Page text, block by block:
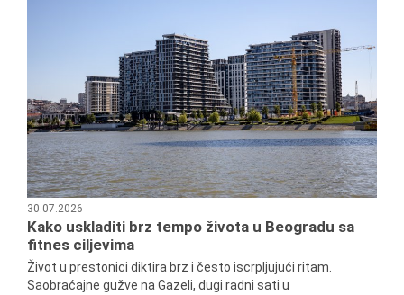
30.07.2026
Kako uskladiti brz tempo života u Beogradu sa
fitnes ciljevima
Život u prestonici diktira brz i često iscrpljujući ritam.
Saobraćajne gužve na Gazeli, dugi radni sati u